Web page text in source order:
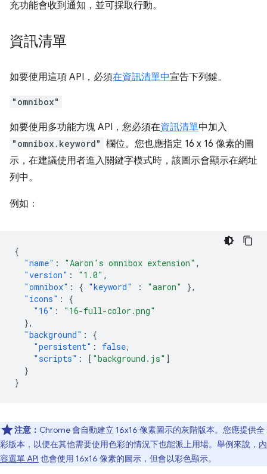
充功能會收到通知，並可採取行動。
資訊清單
如要使用這項 API，必須在資訊清單中宣告下列鍵。
"omnibox"
如要使用多功能方塊 API，您必須在資訊清單中加入
"omnibox.keyword" 欄位。您也應指定 16 x 16 像素的圖
示，在建議使用者進入關鍵字模式時，該圖示會顯示在網址
列中。
例如：
{
"name" : "Aaron's omnibox extension" ,
"version" : "1.0" ,
"omnibox" : { "keyword" : "aaron"
},
"icons" :
{
"16" :
"16-full-color.png"
},
"background" :
{
"persistent" : false,
"scripts" : [ "background.js" ]
}
}
注意： Chrome 會自動建立 16x16 像素圖示的灰階版本。您應提供全
彩版本，以便在其他需要使用色彩的情況下也能派上用場。舉例來說， 內
容選單 API 也會使用 16x16 像素的圖示，但會以彩色顯示。